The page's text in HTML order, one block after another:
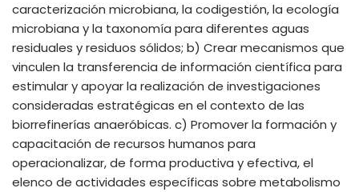
caracterización microbiana, la codigestión, la ecología
microbiana y la taxonomía para diferentes aguas
residuales y residuos sólidos; b) Crear mecanismos que
vinculen la transferencia de información científica para
estimular y apoyar la realización de investigaciones
consideradas estratégicas en el contexto de las
biorrefinerías anaeróbicas. c) Promover la formación y
capacitación de recursos humanos para
operacionalizar, de forma productiva y efectiva, el
elenco de actividades específicas sobre metabolismo